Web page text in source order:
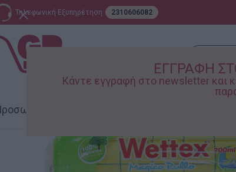
ΕΓΓΡΑΦΗ
Κάντε εγγραφή στο newsletter και
Τηλεφωνική Εξυπηρέτηση 2310606082
Φροντίδα